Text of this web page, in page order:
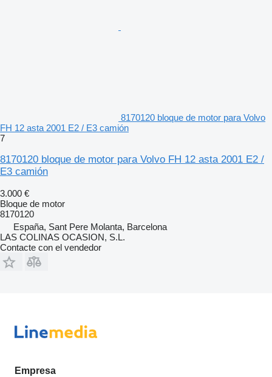
8170120 bloque de motor para Volvo
FH 12 asta 2001 E2 / E3 camión
7
8170120 bloque de motor para Volvo FH 12 asta 2001 E2 /
E3 camión
3.000 €
Bloque de motor
8170120
España, Sant Pere Molanta, Barcelona
LAS COLINAS OCASION, S.L.
Contacte con el vendedor
Empresa